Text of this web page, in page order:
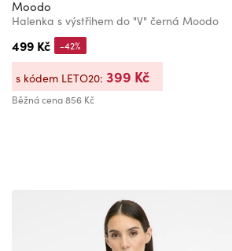
Moodo
Halenka s výstřihem do "V" černá Moodo
499 Kč
Běžná cena856 Kč
-42%
s kódem LETO20: 399 Kč